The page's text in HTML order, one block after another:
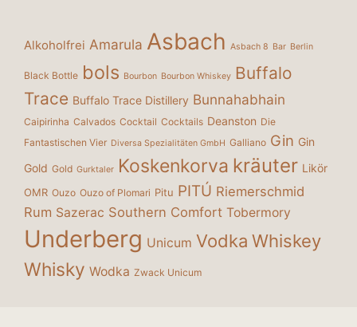
Alkoholfrei Amarula Asbach Asbach 8 Bar Berlin
Black Bottle bols Bourbon Bourbon Whiskey Buffalo
Trace Buffalo Trace Distillery Bunnahabhain
Caipirinha Calvados Cocktail Cocktails Deanston Die
Fantastischen Vier Diversa Spezialitäten GmbH Galliano Gin Gin
Gold Gold Gurktaler Koskenkorva kräuter Likör
OMR Ouzo Ouzo of Plomari Pitu PITÚ Riemerschmid
Rum Sazerac Southern Comfort Tobermory
Underberg Unicum Vodka Whiskey
Whisky Wodka Zwack Unicum